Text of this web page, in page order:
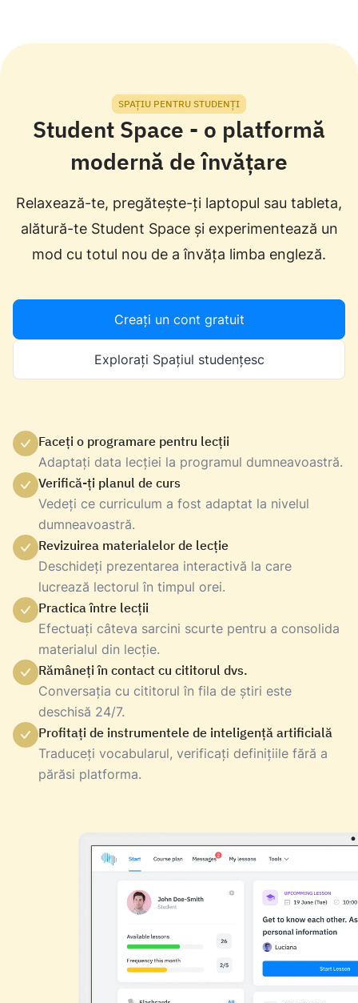
maximum de lecție.SPAȚIU PENTRU STUDENȚI
Student Space - o platformă
modernă de învățare
Relaxează-te, pregătește-ți laptopul sau tableta,
alătură-te Student Space și experimentează un
mod cu totul nou de a învăța limba engleză.
Creați un cont gratuit
Explorați Spațiul studențesc
Faceți o programare pentru lecții
Adaptați data lecției la programul dumneavoastră.
Verifică-ți planul de curs
Vedeți ce curriculum a fost adaptat la nivelul
dumneavoastră.
Revizuirea materialelor de lecție
Deschideți prezentarea interactivă la care
lucrează lectorul în timpul orei.
Practica între lecții
Efectuați câteva sarcini scurte pentru a consolida
materialul din lecție.
Rămâneți în contact cu cititorul dvs.
Conversația cu cititorul în fila de știri este
deschisă 24/7.
Profitați de instrumentele de inteligență artificială
Traduceți vocabularul, verificați definițiile fără a
părăsi platforma.